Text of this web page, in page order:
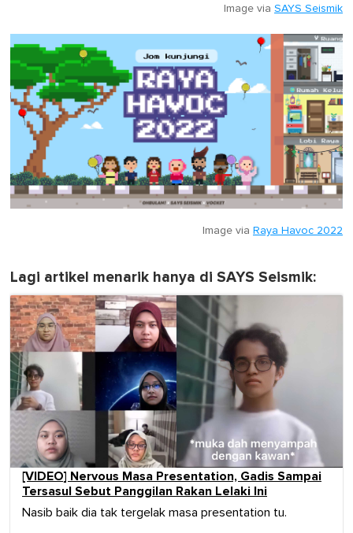
Image via SAYS Seismik
Image via Raya Havoc 2022
Lagi artikel menarik hanya di SAYS Seismik:
[VIDEO] Nervous Masa Presentation, Gadis Sampai
Tersasul Sebut Panggilan Rakan Lelaki Ini
Nasib baik dia tak tergelak masa presentation tu.